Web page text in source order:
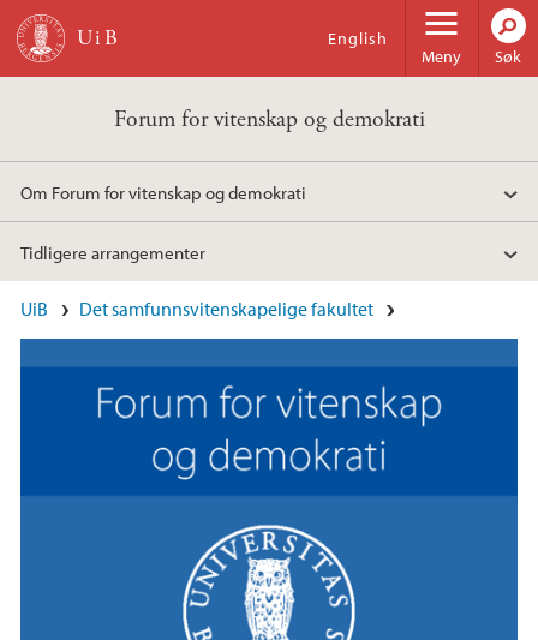
Hopp til hovedinnhold
Meny
English
Søk
Forum for vitenskap og demokrati
Om Forum for vitenskap og demokrati
Tidligere arrangementer
Hovedinnhold
UiB Det samfunnsvitenskapelige fakultet